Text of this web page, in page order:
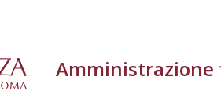
Amministrazione